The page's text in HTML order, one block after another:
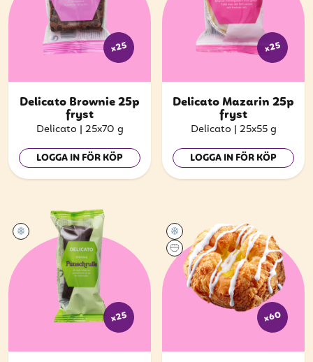
x25
Delicato Brownie 25p
fryst
Delicato | 25x70 g
LOGGA IN FÖR KÖP
x25
Delicato Mazarin 25p
fryst
Delicato | 25x55 g
LOGGA IN FÖR KÖP
x25 x60